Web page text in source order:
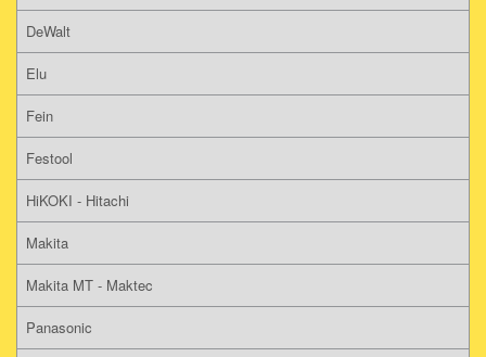
DeWalt
Elu
Fein
Festool
HiKOKI - Hitachi
Makita
Makita MT - Maktec
Panasonic